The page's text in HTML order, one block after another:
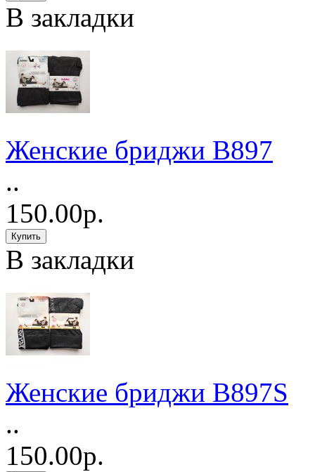
В закладки
Женские бриджи B897
..
150.00р.
В закладки
Женские бриджи B897S
..
150.00р.